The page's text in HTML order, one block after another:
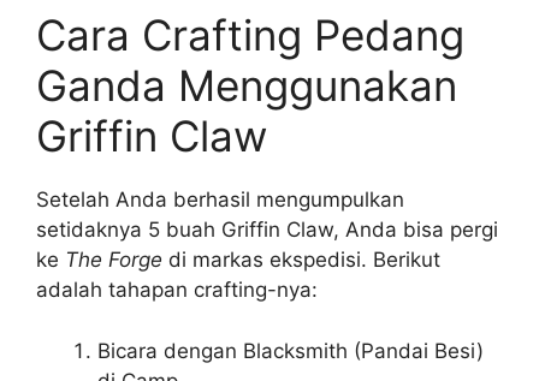
Cara Crafting Pedang
Ganda Menggunakan
Griffin Claw
Setelah Anda berhasil mengumpulkan
setidaknya 5 buah Griffin Claw, Anda bisa pergi
ke The Forge di markas ekspedisi. Berikut
adalah tahapan crafting-nya:
Bicara dengan Blacksmith (Pandai Besi)